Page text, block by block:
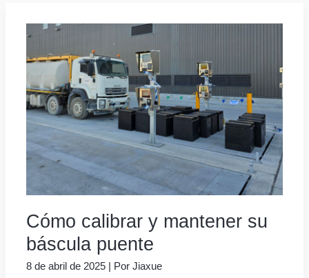
Cómo calibrar y mantener su
báscula puente
8 de abril de 2025 | Por Jiaxue